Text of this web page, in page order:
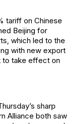
tariff on Chinese
Beijing for
which led to the
with new export
to take effect on
sharp
Alliance both saw